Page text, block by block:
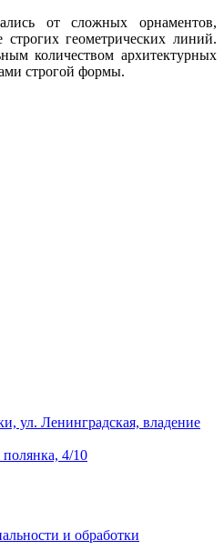
от сложных орнаментов,
строгих геометрических линий.
количеством архитектурных
строгой формы.
ул. Ленинградская, владение
4/10
и обработки